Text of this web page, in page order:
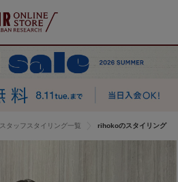
スタッフスタイリング一覧 rihokoのスタイリング